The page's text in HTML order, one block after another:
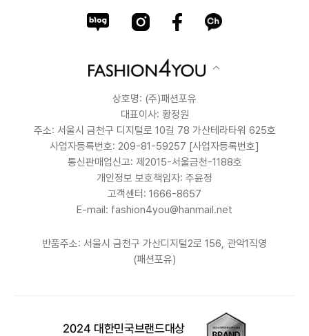
상호명: (주)패션포유
대표이사: 황정원
주소: 서울시 금천구 디지털로 10길 78 가산테라타워 625호
사업자등록번호: 209-81-59257 [사업자등록번호]
통신판매업신고: 제2015-서울금천-1188호
개인정보 보호책임자: 주윤정
고객센터: 1666-8657
E-mail: fashion4you@hanmail.net
반품주소: 서울시 금천구 가산디지털2로 156, 관악1직영
(패션포유)